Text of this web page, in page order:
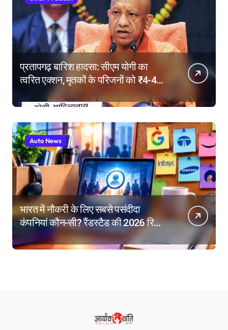
प्रतापगढ़ बारिश हादसा: सीएम योगी का
त्वरित एक्शन, मृतकों के परिजनों को ₹4-4
लाख की सहायता, घायलों के बेहतर इलाज के
निर्देश
Auto News
भारत में नौकरी के लिए सबसे पसंदीदा
कंपनियां कौन-सी? रैंडस्टैड की 2026 रिपोर्ट
में गूगल नंबर-1